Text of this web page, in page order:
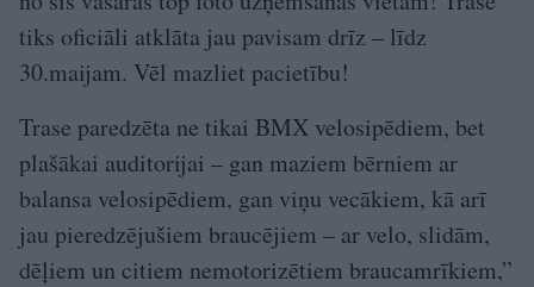
tiks oficiāli atklāta jau pavisam drīz – līdz
30.maijam. Vēl mazliet pacietību!
Trase paredzēta ne tikai BMX velosipēdiem, bet
plašākai auditorijai – gan maziem bērniem ar
balansa velosipēdiem, gan viņu vecākiem, kā arī
jau pieredzējušiem braucējiem – ar velo, slidām,
dēļiem un citiem nemotorizētiem braucamrīkiem,”